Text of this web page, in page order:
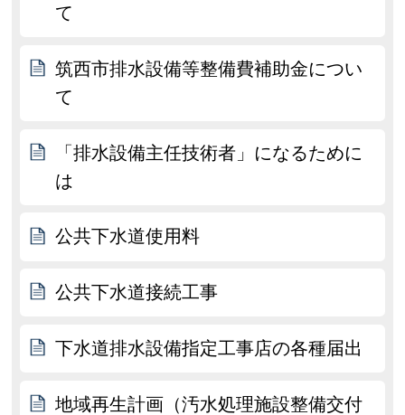
て
筑西市排水設備等整備費補助金につい
て
「排水設備主任技術者」になるために
は
公共下水道使用料
公共下水道接続工事
下水道排水設備指定工事店の各種届出
地域再生計画（汚水処理施設整備交付